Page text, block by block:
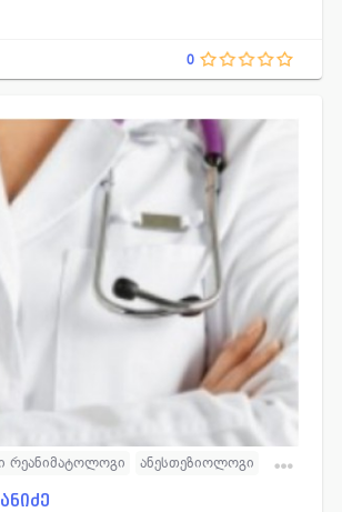
0
რეანიმატოლოგი
ანესთეზიოლოგი